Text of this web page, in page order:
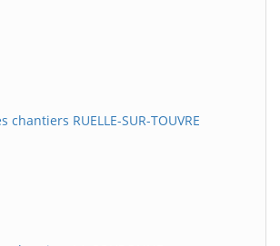
chantiers RUELLE-SUR-TOUVRE